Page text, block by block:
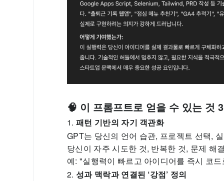
🧠 이 프롬프트로 얻을 수 있는 것
1. 패턴 기반의 자기 객관화
GPT는 당신의 언어 습관, 프로젝트 선택,
당신이 자주 시도한 것, 반복한 것, 문제 해
예: "실행력이 빠르고 아이디어를 즉시 코
2. 성과 맥락과 연결된 ‘강점’ 정의